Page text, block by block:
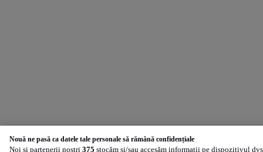
Nouă ne pasă ca datele tale personale să rămână confidențiale
Noi și partenerii noștri 375 stocăm și/sau accesăm informații pe dispozitivul